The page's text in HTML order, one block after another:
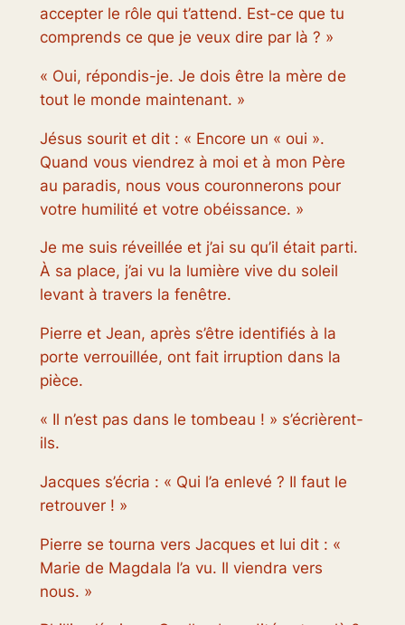
accepter le rôle qui t’attend. Est-ce que tu
comprends ce que je veux dire par là ? »
« Oui, répondis-je. Je dois être la mère de
tout le monde maintenant. »
Jésus sourit et dit : « Encore un « oui ».
Quand vous viendrez à moi et à mon Père
au paradis, nous vous couronnerons pour
votre humilité et votre obéissance. »
Je me suis réveillée et j’ai su qu’il était parti.
À sa place, j’ai vu la lumière vive du soleil
levant à travers la fenêtre.
Pierre et Jean, après s’être identifiés à la
porte verrouillée, ont fait irruption dans la
pièce.
« Il n’est pas dans le tombeau ! » s’écrièrent-
ils.
Jacques s’écria : « Qui l’a enlevé ? Il faut le
retrouver ! »
Pierre se tourna vers Jacques et lui dit : «
Marie de Magdala l’a vu. Il viendra vers
nous. »